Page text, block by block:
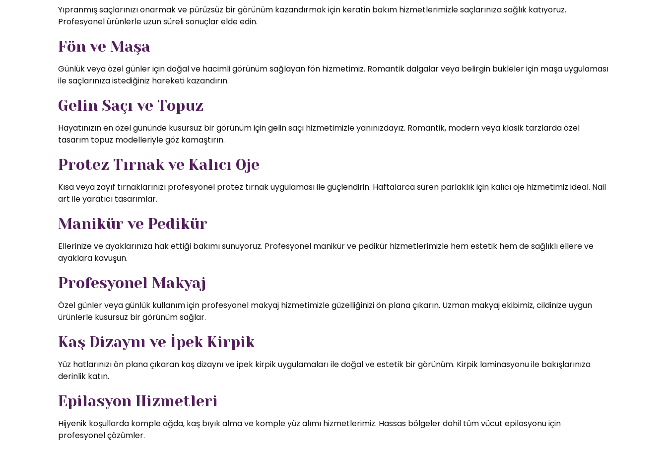
Yıpranmış saçlarınızı onarmak ve pürüzsüz bir görünüm kazandırmak için keratin bakım hizmetlerimizle saçlarınıza sağlık katıyoruz.
Profesyonel ürünlerle uzun süreli sonuçlar elde edin.
Fön ve Maşa
Günlük veya özel günler için doğal ve hacimli görünüm sağlayan fön hizmetimiz. Romantik dalgalar veya belirgin bukleler için maşa uygulaması
ile saçlarınıza istediğiniz hareketi kazandırın.
Gelin Saçı ve Topuz
Hayatınızın en özel gününde kusursuz bir görünüm için gelin saçı hizmetimizle yanınızdayız. Romantik, modern veya klasik tarzlarda özel
tasarım topuz modelleriyle göz kamaştırın.
Protez Tırnak ve Kalıcı Oje
Kısa veya zayıf tırnaklarınızı profesyonel protez tırnak uygulaması ile güçlendirin. Haftalarca süren parlaklık için kalıcı oje hizmetimiz ideal. Nail
art ile yaratıcı tasarımlar.
Manikür ve Pedikür
Ellerinize ve ayaklarınıza hak ettiği bakımı sunuyoruz. Profesyonel manikür ve pedikür hizmetlerimizle hem estetik hem de sağlıklı ellere ve
ayaklara kavuşun.
Profesyonel Makyaj
Özel günler veya günlük kullanım için profesyonel makyaj hizmetimizle güzelliğinizi ön plana çıkarın. Uzman makyaj ekibimiz, cildinize uygun
ürünlerle kusursuz bir görünüm sağlar.
Kaş Dizaynı ve İpek Kirpik
Yüz hatlarınızı ön plana çıkaran kaş dizaynı ve ipek kirpik uygulamaları ile doğal ve estetik bir görünüm. Kirpik laminasyonu ile bakışlarınıza
derinlik katın.
Epilasyon Hizmetleri
Hijyenik koşullarda komple ağda, kaş bıyık alma ve komple yüz alımı hizmetlerimiz. Hassas bölgeler dahil tüm vücut epilasyonu için
profesyonel çözümler.